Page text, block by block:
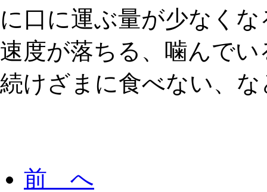
に口に運ぶ量が少なくな
速度が落ちる、噛んでい
続けざまに食べない、
前 へ